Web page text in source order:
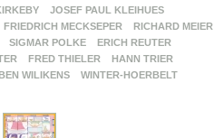
JOSEF PAUL KLEIHUES
FRIEDRICH MECKSEPER
RICHARD MEIER
SIGMAR POLKE
ERICH REUTER
FRED THIELER
HANN TRIER
WILIKENS
WINTER-HOERBELT